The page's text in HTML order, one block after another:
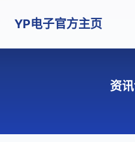
YP电子官方主页
资